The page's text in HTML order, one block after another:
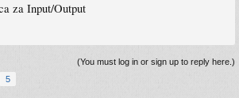
za Input/Output
(You must log in or sign up to reply here.)
5